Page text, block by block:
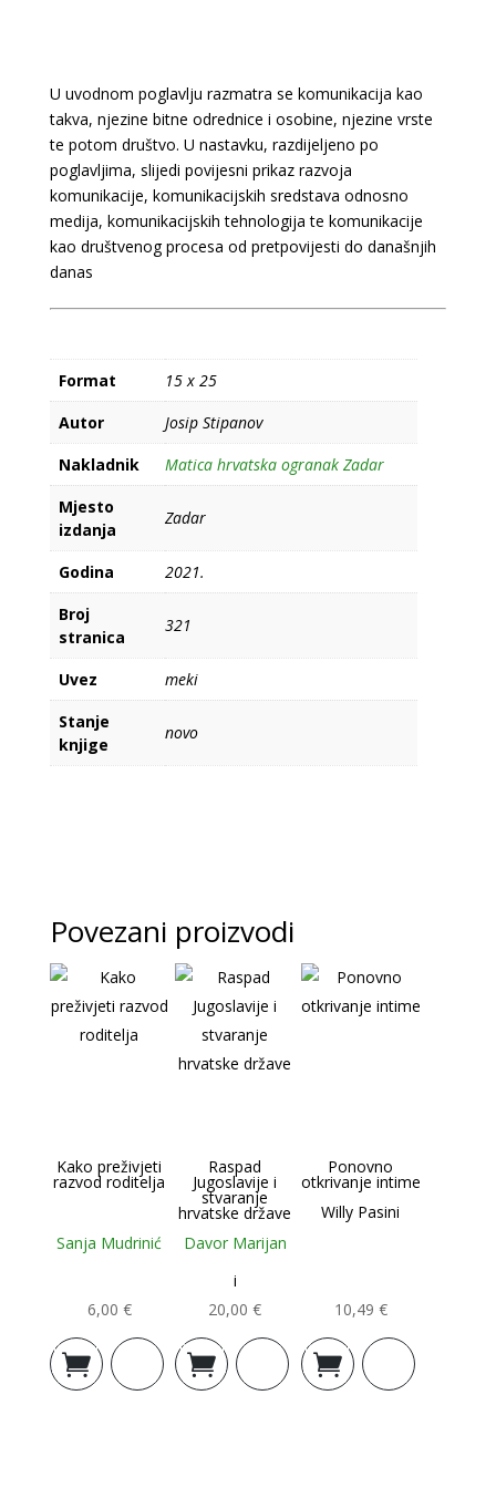
U uvodnom poglavlju razmatra se komunikacija kao
takva, njezine bitne odrednice i osobine, njezine vrste
te potom društvo. U nastavku, razdijeljeno po
poglavljima, slijedi povijesni prikaz razvoja
komunikacije, komunikacijskih sredstava odnosno
medija, komunikacijskih tehnologija te komunikacije
kao društvenog procesa od pretpovijesti do današnjih
danas
Format
15 x 25
Autor
Josip Stipanov
Nakladnik
Matica hrvatska ogranak Zadar
Mjesto
izdanja
Zadar
Godina
2021.
Broj
stranica
321
Uvez
meki
Stanje
knjige
novo
Povezani proizvodi
Kako preživjeti
razvod roditelja
Sanja Mudrinić
6,00 €
Dodaj u
košaricu
Raspad
Jugoslavije i
stvaranje
hrvatske države
Davor Marijan
i
20,00€
Dodaj u
košaricu
Ponovno
otkrivanje intime
Willy Pasini
10,49 €
Dodaj u
košaricu